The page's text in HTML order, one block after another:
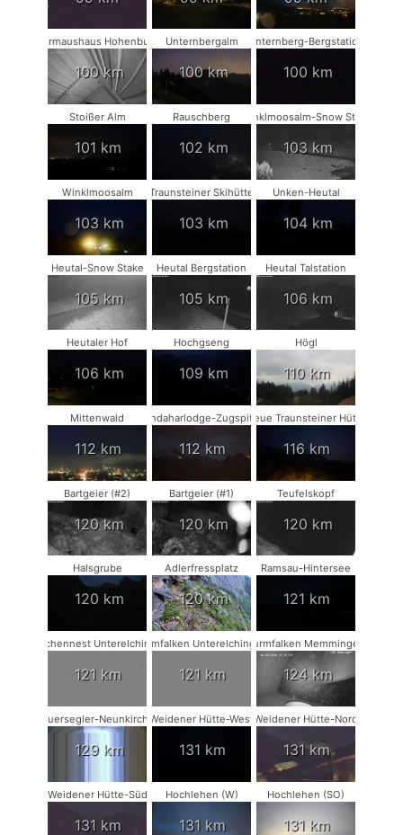
Fledermaushaus Hohenburg #2
100 km
Unternbergalm
100 km
Unternberg-Bergstation
100 km
Stoißer Alm
101 km
Rauschberg
102 km
Winklmoosalm-Snow Stake
103 km
Winklmoosalm
103 km
Traunsteiner Skihütte
103 km
Unken-Heutal
104 km
Heutal-Snow Stake
105 km
Heutal Bergstation
105 km
Heutal Talstation
106 km
Heutaler Hof
106 km
Hochgseng
109 km
Högl
110 km
Mittenwald
112 km
Kandaharlodge-Zugspitze
112 km
Neue Traunsteiner Hütte
116 km
Bartgeier (#2)
120 km
Bartgeier (#1)
120 km
Teufelskopf
120 km
Halsgrube
120 km
Adlerfressplatz
120 km
Ramsau-Hintersee
121 km
Storchennest Unterelchingen
121 km
Turmfalken Unterelchingen
121 km
Turmfalken Memmingen
124 km
Mauersegler-Neunkirchen
129 km
Weidener Hütte-West
131 km
Weidener Hütte-Nord
131 km
Weidener Hütte-Süd
131 km
Hochlehen (W)
131 km
Hochlehen (SO)
131 km